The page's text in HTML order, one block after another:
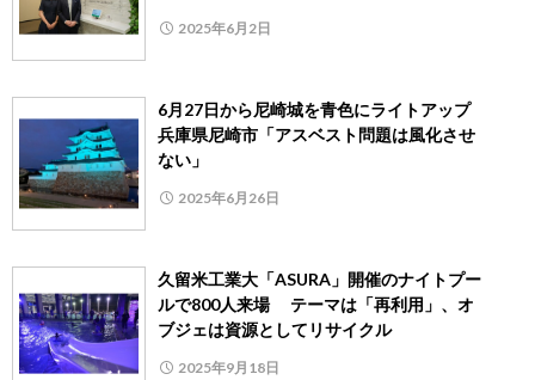
2025年6月2日
6月27日から尼崎城を青色にライトアップ
兵庫県尼崎市「アスベスト問題は風化させ
ない」
2025年6月26日
久留米工業大「ASURA」開催のナイトプー
ルで800人来場 テーマは「再利用」、オ
ブジェは資源としてリサイクル
2025年9月18日